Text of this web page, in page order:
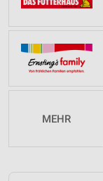
MEHR